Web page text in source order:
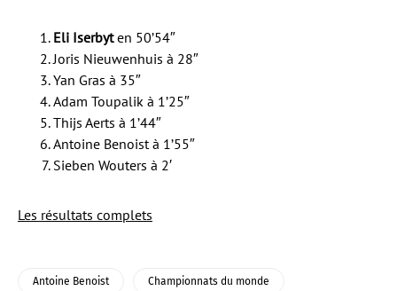
Eli Iserbyten 50’54″
Joris Nieuwenhuis à 28″
Yan Gras à 35″
Adam Toupalik à 1’25″
Thijs Aerts à 1’44″
Antoine Benoist à 1’55″
Sieben Wouters à 2′
Les résultats complets
Antoine Benoist Championnats du monde